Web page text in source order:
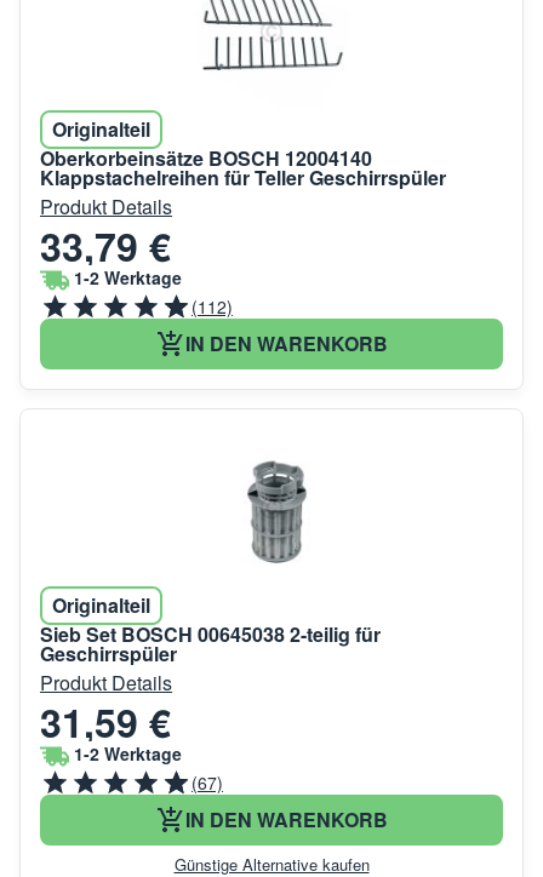
Originalteil
Oberkorbeinsätze BOSCH 12004140
Klappstachelreihen für Teller Geschirrspüler
Produkt Details
33,79 €
1-2 Werktage
(112)
IN DEN WARENKORB
Originalteil
Sieb Set BOSCH 00645038 2-teilig für
Geschirrspüler
Produkt Details
31,59 €
1-2 Werktage
(67)
IN DEN WARENKORB
Günstige Alternative kaufen